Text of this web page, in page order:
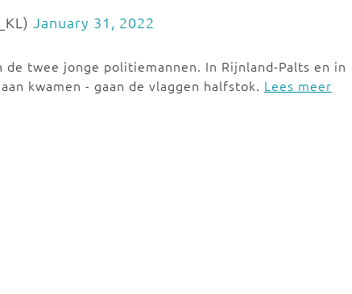
January 31, 2022
twee jonge politiemannen. In Rijnland-Palts en in
kwamen - gaan de vlaggen halfstok. Lees meer